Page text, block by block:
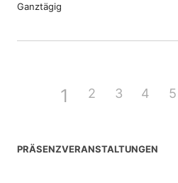
Ganztägig
1 2 3 4 5
PRÄSENZVERANSTALTUNGEN